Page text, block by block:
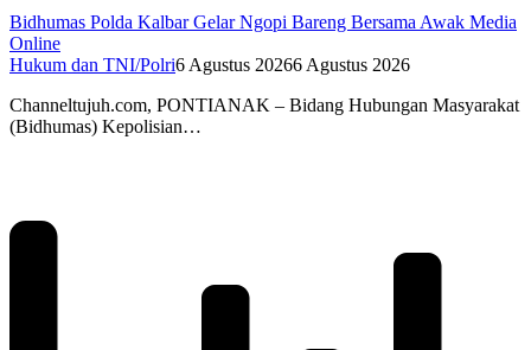
Bidhumas Polda Kalbar Gelar Ngopi Bareng Bersama Awak Media
Online
Hukum dan TNI/Polri6 Agustus 20266 Agustus 2026
Channeltujuh.com, PONTIANAK – Bidang Hubungan Masyarakat
(Bidhumas) Kepolisian…